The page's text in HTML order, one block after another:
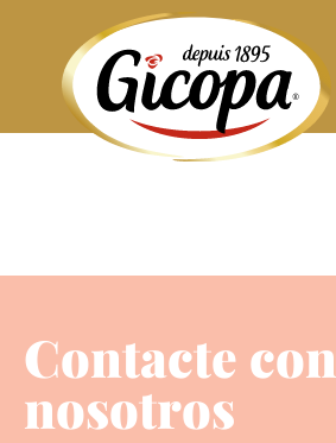
Contacte con
nosotros